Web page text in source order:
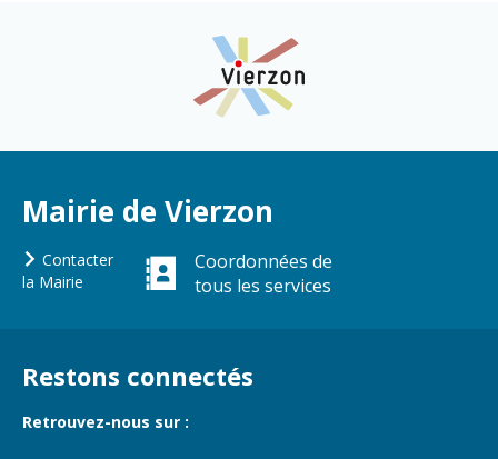
Mairie de Vierzon
Contacter
la Mairie
Coordonnées de
tous les services
Restons connectés
Retrouvez-nous sur :